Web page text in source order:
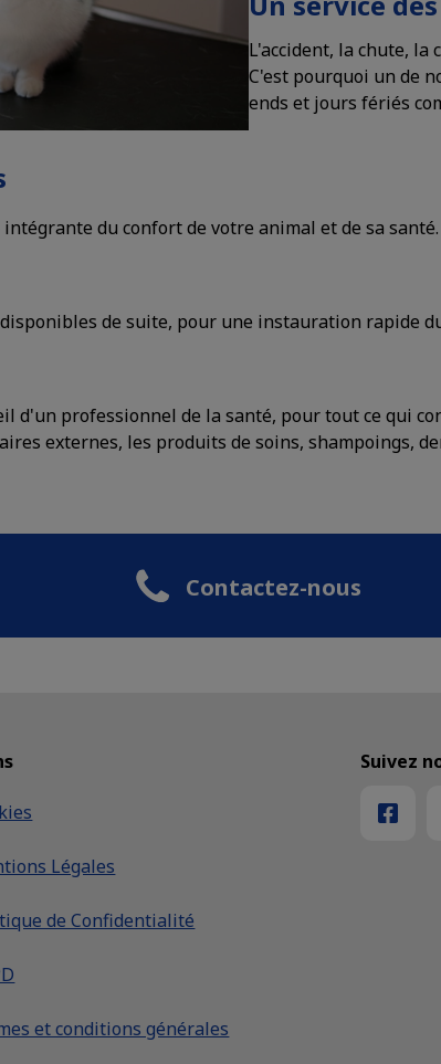
L'accident, la chute, la
C'est pourquoi un de
ends et jours fériés
du confort de votre animal et de sa santé.
de suite, pour une instauration rapide
d'un professionnel de la santé, pour tout ce qui
externes, les produits de soins, shampoings,
Contactez-nous
Légales
de Confidentialité
et conditions générales
Suivez